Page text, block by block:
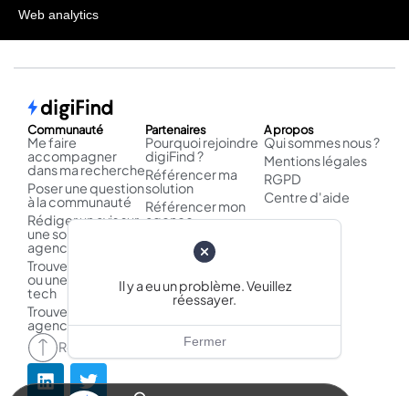
Web analytics
Communauté
Me faire
accompagner
dans ma recherche
Poser une question
à la communauté
Rédiger un avis sur
une solution /
agence
Trouver un logiciel
ou une solution
tech
Trouver une
agence
Partenaires
Pourquoi rejoindre
digiFind ?
Référencer ma
solution
Référencer mon
agence
Publier un cas
d'usage
A propos
Qui sommes nous ?
Mentions légales
RGPD
Centre d'aide
Retour en haut
Il y a eu un problème. Veuillez
réessayer.
Fermer